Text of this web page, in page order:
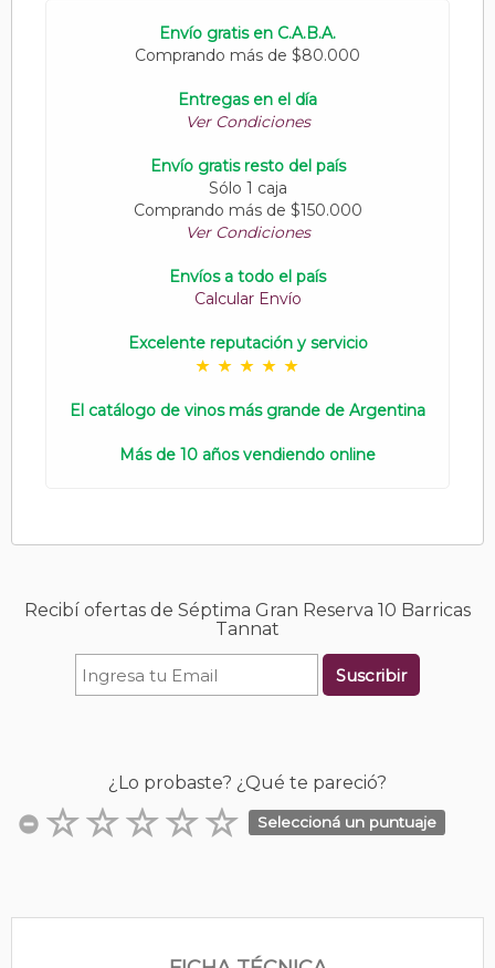
Envío gratis en C.A.B.A.
Comprando más de $80.000
Entregas en el día
Ver Condiciones
Envío gratis resto del país
Sólo 1 caja
Comprando más de $150.000
Ver Condiciones
Envíos a todo el país
Calcular Envío
Excelente reputación y servicio
El catálogo de vinos más grande de Argentina
Más de 10 años vendiendo online
Recibí ofertas de Séptima Gran Reserva 10 Barricas
Tannat
Suscribir
¿Lo probaste? ¿Qué te pareció?
Seleccioná un puntuaje